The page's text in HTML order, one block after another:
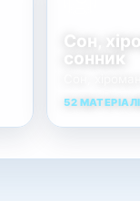
Сон,
сонник
52